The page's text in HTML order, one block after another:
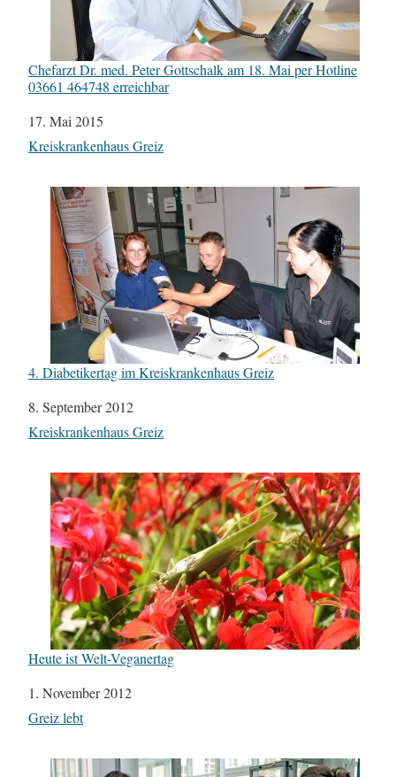
Chefarzt Dr. med. Peter Gottschalk am 18. Mai per Hotline
03661 464748 erreichbar
Datum
17. Mai 2015
In Bezug auf
Kreiskrankenhaus Greiz
4. Diabetikertag im Kreiskrankenhaus Greiz
Datum
8. September 2012
In Bezug auf
Kreiskrankenhaus Greiz
Heute ist Welt-Veganertag
Datum
1. November 2012
In Bezug auf
Greiz lebt